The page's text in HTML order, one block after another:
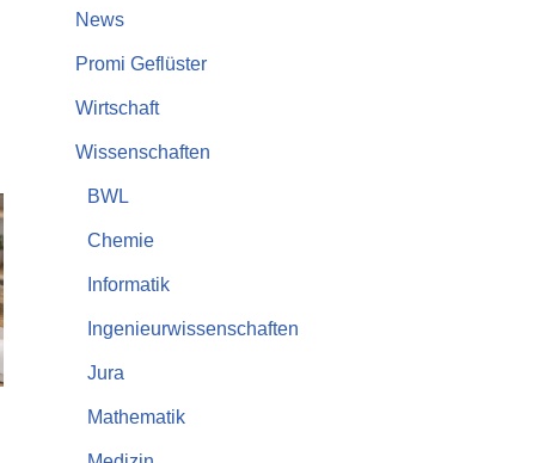
News
Promi Geflüster
Wirtschaft
Wissenschaften
BWL
Chemie
Informatik
Ingenieurwissenschaften
Jura
Mathematik